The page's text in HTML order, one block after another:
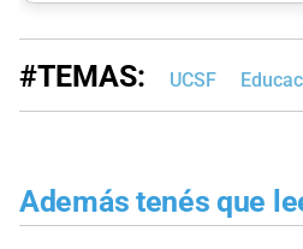
#TEMAS: UCSF
Además tenés que